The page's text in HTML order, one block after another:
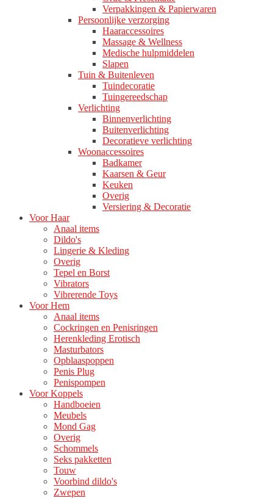
Verpakkingen & Papierwaren
Persoonlijke verzorging
Haaraccessoires
Massage & Wellness
Medische hulpmiddelen
Slapen
Tuin & Buitenleven
Tuindecoratie
Tuingereedschap
Verlichting
Binnenverlichting
Buitenverlichting
Decoratieve verlichting
Woonaccessoires
Badkamer
Kaarsen & Geur
Keuken
Overig
Versiering & Decoratie
Voor Haar
Anaal items
Dildo's
Lingerie & Kleding
Overig
Tepel en Borst
Vibrators
Vibrerende Toys
Voor Hem
Anaal items
Cockringen en Penisringen
Herenkleding Erotisch
Masturbators
Opblaaspoppen
Penis Plug
Penispompen
Voor Koppels
Handboeien
Meubels
Mond Gag
Overig
Schommels
Seks pakketten
Touw
Voorbind dildo's
Zwepen